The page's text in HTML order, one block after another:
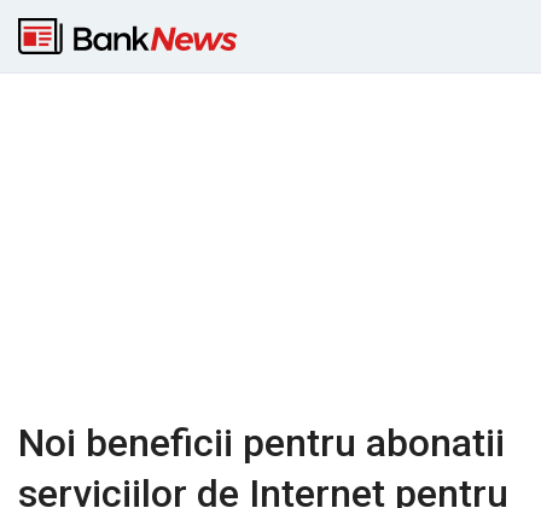
Noi beneficii pentru abonatii
serviciilor de Internet pentru